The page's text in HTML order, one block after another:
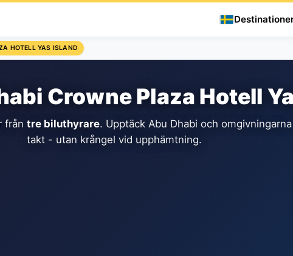
HOTELL YAS ISLAND
Crowne Plaza Hotell
från tre biluthyrare. Upptäck Abu Dhabi och
takt - utan krångel vid upphämtning.